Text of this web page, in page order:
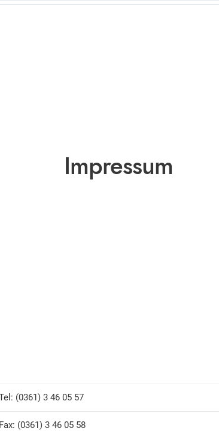
Impressum
(0361) 3 46 05 57
Fax: (0361) 3 46 05 58